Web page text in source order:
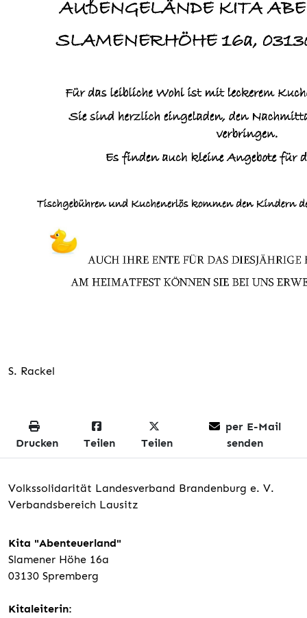
S. Rackel
Drucken Teilen Teilen
per E-Mail
senden
Volkssolidarität Landesverband Brandenburg e. V.
Verbandsbereich Lausitz
Kita "Abenteuerland"
Slamener Höhe 16a
03130 Spremberg
Kitaleiterin: